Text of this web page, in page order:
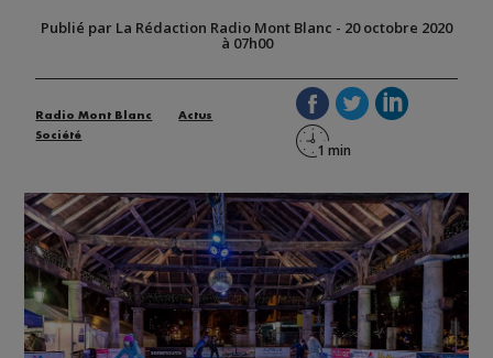
Publié par La Rédaction Radio Mont Blanc - 20 octobre 2020
à 07h00
Radio Mont Blanc
Actus
Société